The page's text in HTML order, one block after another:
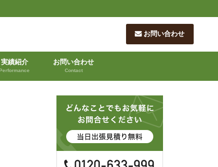
お問い合わせ
実績紹介 お問い合わせ
Contact